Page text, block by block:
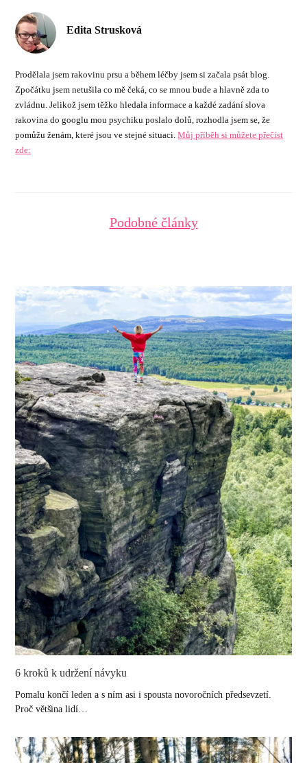
Edita Strusková
Prodělala jsem rakovinu prsu a během léčby jsem si začala psát blog.
Zpočátku jsem netušila co mě čeká, co se mnou bude a hlavně zda to
zvládnu. Jelikož jsem těžko hledala informace a každé zadání slova
rakovina do googlu mou psychiku poslalo dolů, rozhodla jsem se, že
pomůžu ženám, které jsou ve stejné situaci.Můj příběh si můžete přečíst
zde:
Podobné články
6 kroků k udržení návyku
Pomalu končí leden a s ním asi i spousta novoročních předsevzetí.
Proč většina lidí…